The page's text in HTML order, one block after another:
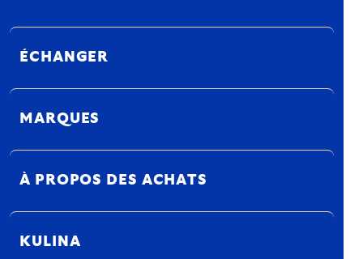
ÉCHANGER
MARQUES
À PROPOS DES ACHATS
KULINA